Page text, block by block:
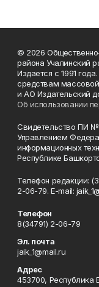
© 2026
района Учалинский
Издается с 1991
средствам
и АО Издательский
Об использовании
Свидетельство ПИ №
Управлением
информационных
Республике
Телефон редакции:
2-06-79. Е-mаil:
Телефон
8(34791) 2-06-79
Эл. почта
jaik_1@mail.ru
Адрес
453700, Республика